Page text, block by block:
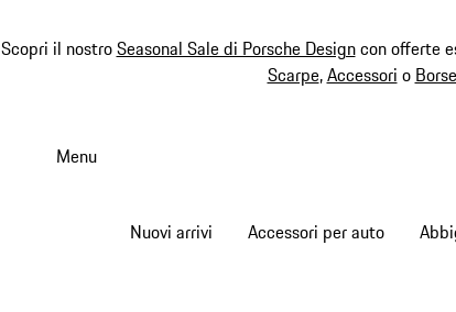
Scopri il nostroSeasonal Sale di Porsche Designcon offerte
Scarpe,Accessori o
Menu
Nuovi arrivi Accessori per auto